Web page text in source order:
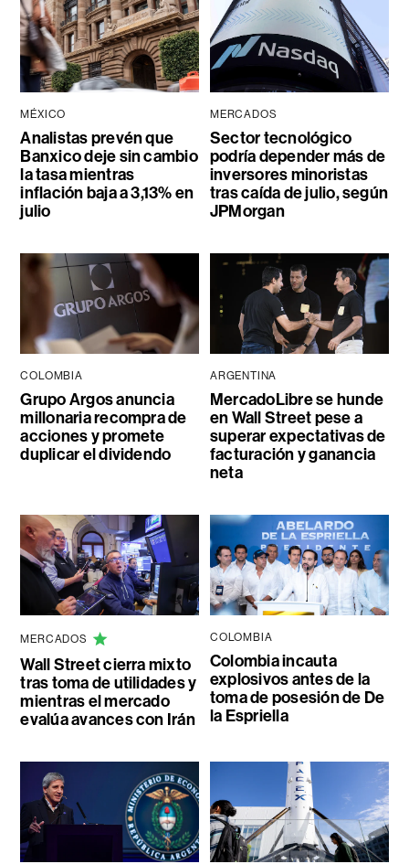
MÉXICO
Analistas prevén que
Banxico deje sin cambio
la tasa mientras
inflación baja a 3,13% en
julio
MERCADOS
Sector tecnológico
podría depender más de
inversores minoristas
tras caída de julio, según
JPMorgan
COLOMBIA
Grupo Argos anuncia
millonaria recompra de
acciones y promete
duplicar el dividendo
ARGENTINA
MercadoLibre se hunde
en Wall Street pese a
superar expectativas de
facturación y ganancia
neta
MERCADOS
Wall Street cierra mixto
tras toma de utilidades y
mientras el mercado
evalúa avances con Irán
COLOMBIA
Colombia incauta
explosivos antes de la
toma de posesión de De
la Espriella